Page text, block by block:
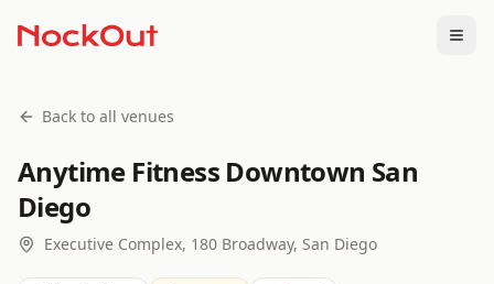
Back to all venues
Anytime Fitness Downtown San
Diego
Executive Complex, 180 Broadway, San Diego